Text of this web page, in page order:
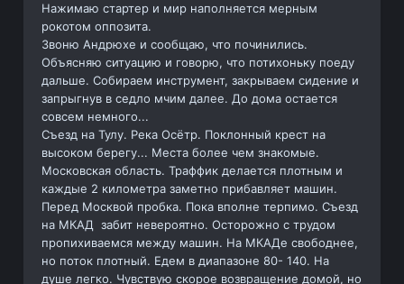
Нажимаю стартер и мир наполняется мерным
рокотом оппозита.
Звоню Андрюхе и сообщаю, что починились.
Объясняю ситуацию и говорю, что потихоньку поеду
дальше. Собираем инструмент, закрываем сидение и
запрыгнув в седло мчим далее. До дома остается
совсем немного...
Съезд на Тулу. Река Осётр. Поклонный крест на
высоком берегу... Места более чем знакомые.
Московская область. Траффик делается плотным и
каждые 2 километра заметно прибавляет машин.
Перед Москвой пробка. Пока вполне терпимо. Съезд
на МКАД забит невероятно. Осторожно с трудом
пропихиваемся между машин. На МКАДе свободнее,
но поток плотный. Едем в диапазоне 80- 140. На
душе легко. Чувствую скорое возвращение домой, но